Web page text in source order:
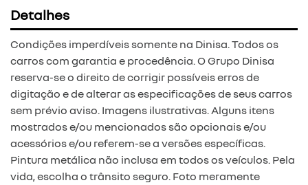
Detalhes
Condições imperdíveis somente na Dinisa. Todos os
carros com garantia e procedência. O Grupo Dinisa
reserva-se o direito de corrigir possíveis erros de
digitação e de alterar as especificações de seus carros
sem prévio aviso. Imagens ilustrativas. Alguns itens
mostrados e/ou mencionados são opcionais e/ou
acessórios e/ou referem-se a versões específicas.
Pintura metálica não inclusa em todos os veículos. Pela
vida, escolha o trânsito seguro. Foto meramente